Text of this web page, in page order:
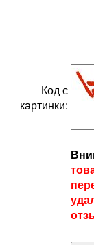
Код с
картинки: